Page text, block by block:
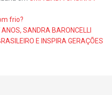
frio?
SANDRA BARONCELLI
E INSPIRA GERAÇÕES